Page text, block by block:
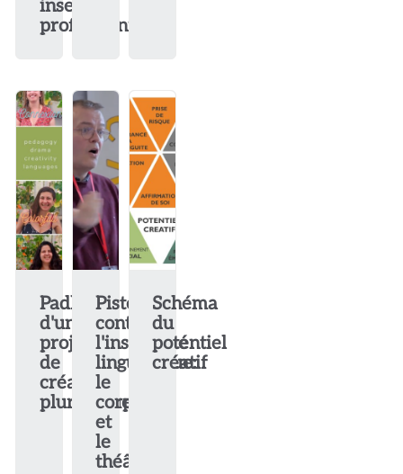
insertion
professionnelle
Padlet
d'un
projet
de
création
plurilingue
Pistes
contre
l'insécurité
linguistique:
le
corps
et
le
théâtre
Schéma
du
potentiel
créatif